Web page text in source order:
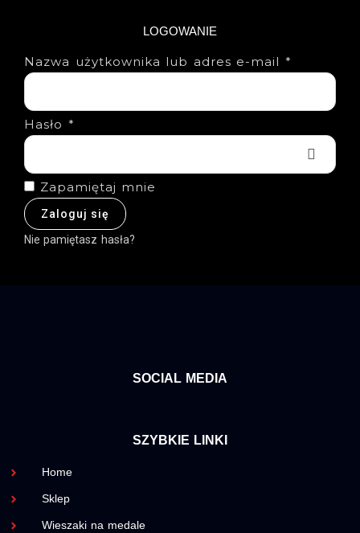
LOGOWANIE
Nazwa użytkownika lub adres e-mail *
Hasło *
Zapamiętaj mnie
Zaloguj się
Nie pamiętasz hasła?
SOCIAL MEDIA
SZYBKIE LINKI
Home
Sklep
Wieszaki na medale